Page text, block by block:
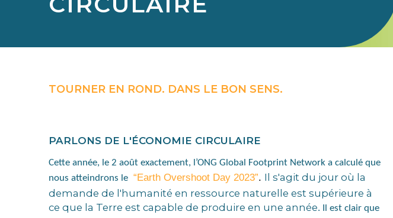
TOURNER EN ROND. DANS LE BON SENS.
PARLONS DE L'ÉCONOMIE CIRCULAIRE
Cette année, le 2 août exactement, l’ONG Global Footprint Network a calculé que
nous atteindrons le “Earth Overshoot Day 2023”. Il s'agit du jour où la
demande de l'humanité en ressource naturelle est supérieure à
ce que la Terre est capable de produire en une année. Il est clair que